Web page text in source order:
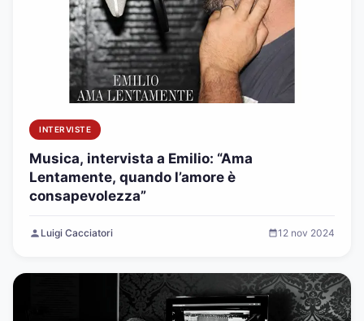
INTERVISTE
Musica, intervista a Emilio: “Ama
Lentamente, quando l’amore è
consapevolezza”
Luigi Cacciatori 12 nov 2024